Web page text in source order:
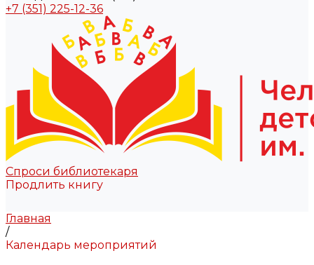
+7 (351) 225-12-36
Спроси библиотекаря
Продлить книгу
Главная
/
Календарь мероприятий